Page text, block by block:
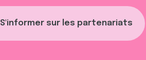
S'informer sur les partenariats